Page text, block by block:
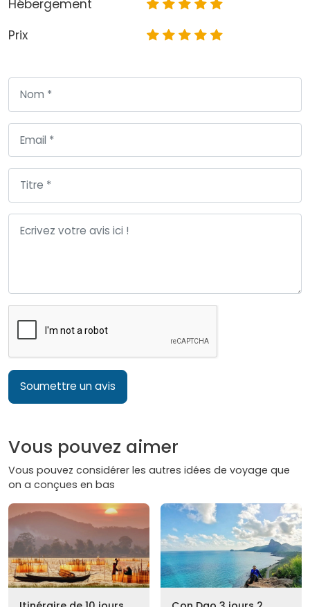
Hébergement
Prix
Soumettre un avis
Vous pouvez aimer
Vous pouvez considérer les autres idées de voyage que
on a conçues en bas